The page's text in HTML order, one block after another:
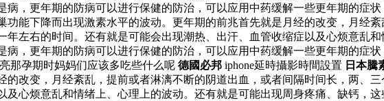
病，更年期的防病可以进行保健的防治，可以应用中药缓解一些更年期的症
功能下降而出现激素水平的波动。更年期的前兆首先就是月经的改变，月经
年左右的时间。还有就是可能会出现潮热、出汗、血管收缩症以及心烦意乱
病，更年期的防病可以进行保健的防治，可以应用中药缓解一些更年期的症
那孕期时妈妈们应该多吃些什么呢 德國必邦 iphone延時攝影時間設置 日本騰
的改变，月经紊乱，提前或者淋漓不断的阴道出血，或者间隔时间长，两、
及心烦意乱和情绪上、心理上的波动。还有就是可能出现周身疼痛、缺钙，